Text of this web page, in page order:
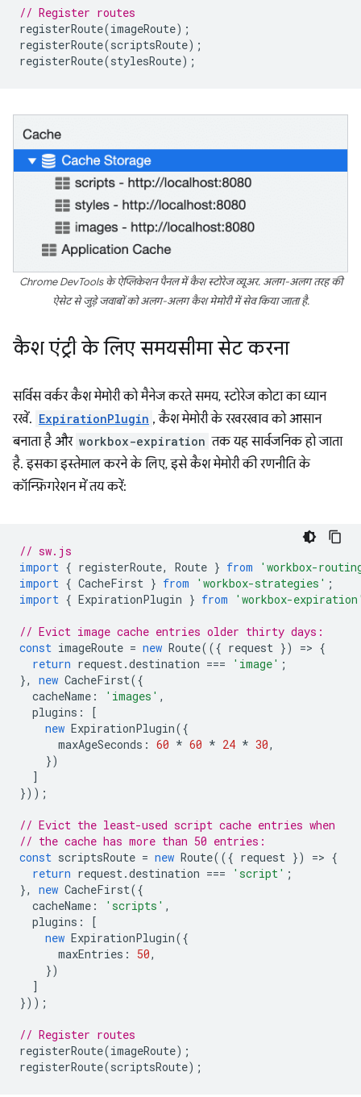
// Register routes
registerRoute(imageRoute);
registerRoute(scriptsRoute);
registerRoute(stylesRoute);
Chrome DevTools के ऐप्लिकेशन पैनल में कैश स्टोरेज व्यूअर. अलग-अलग तरह की
ऐसेट से जुड़े जवाबों को अलग-अलग कैश मेमोरी में सेव किया जाता है.
कैश एंट्री के लिए समयसीमा सेट करना
सर्विस वर्कर कैश मेमोरी को मैनेज करते समय, स्टोरेज कोटा का ध्यान
रखें. ExpirationPlugin , कैश मेमोरी के रखरखाव को आसान
बनाता है और workbox-expiration तक यह सार्वजनिक हो जाता
है. इसका इस्तेमाल करने के लिए, इसे कैश मेमोरी की रणनीति के
कॉन्फ़िगरेशन में तय करें:
// sw.js
import { registerRoute, Route } from
'workbox-
import { CacheFirst } from 'workbox-strategies' ;
import { ExpirationPlugin } from 'workbox-
// Evict image cache entries older thirty days:
const imageRoute = new Route(({ request }) => {
return request.destination === 'image' ;
},
new CacheFirst({
cacheName : 'images' ,
plugins :
[
new ExpirationPlugin({
maxAgeSeconds : 60 * 60 * 24 * 30,
})
]
}));
// Evict the least-used script cache entries when
// the cache has more than 50 entries:
const scriptsRoute = new Route(({ request }) => {
return request.destination === 'script' ;
},
new CacheFirst({
cacheName : 'scripts' ,
plugins :
[
new ExpirationPlugin({
maxEntries : 50,
})
]
}));
// Register routes
registerRoute(imageRoute);
registerRoute(scriptsRoute);